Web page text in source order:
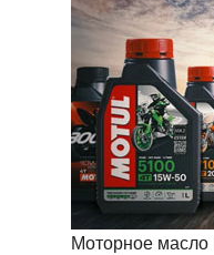
Моторное масло